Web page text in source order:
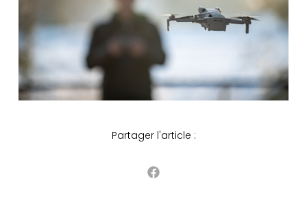
Partager l'article :